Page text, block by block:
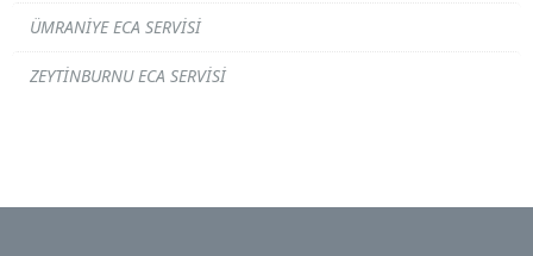
ÜMRANIYE ECA SERVISI
ZEYTINBURNU ECA SERVISI